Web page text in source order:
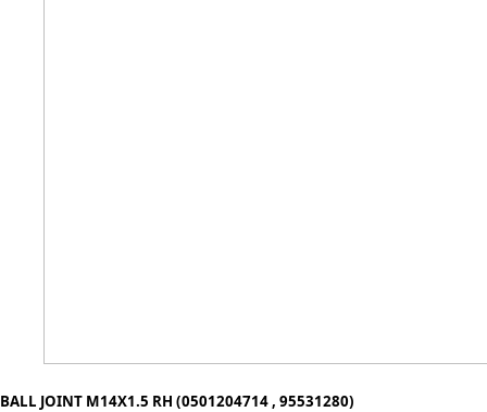
BALL JOINT M14X1.5 RH (0501204714 , 95531280)